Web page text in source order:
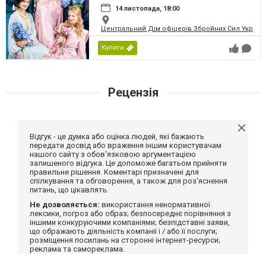
14 листопада, 18:00
Центральний Дім офіцерів Збройних Сил
Купити
Рецензія
Відгук - це думка або оцінка людей, які бажають
передати досвід або враження іншим користувачам
нашого сайту з обов'язковою аргументацією
залишеного відгука. Це допоможе багатьом прийняти
правильне рішення. Коментарі призначені для
спілкування та обговорення, а також для роз'яснення
питань, що цікавлять.
Не дозволяється: використання ненормативної
лексики, погроз або образ; безпосереднє порівняння з
іншими конкуруючими компаніями; безпідставні заяви,
що ображають діяльність компанії і / або її послуги;
розміщення посилань на сторонні інтернет-ресурси;
реклама та самореклама.